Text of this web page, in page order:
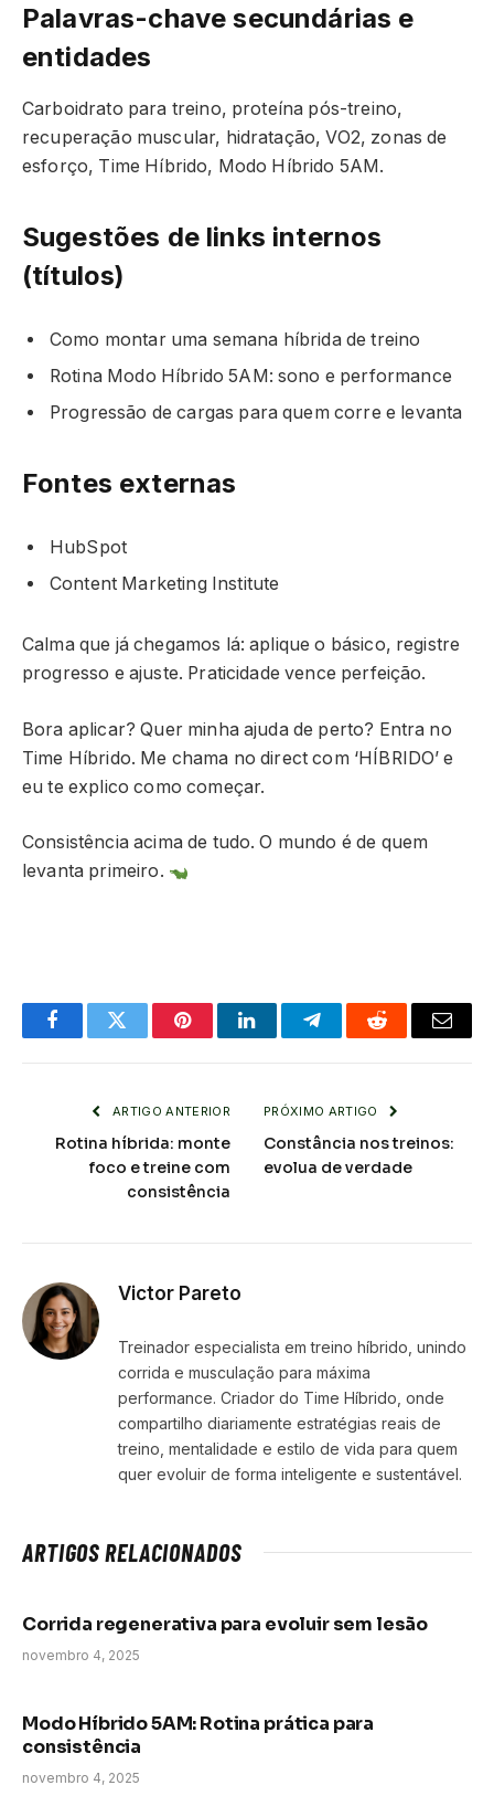
Palavras-chave secundárias e
entidades
Carboidrato para treino, proteína pós-treino,
recuperação muscular, hidratação, VO2, zonas de
esforço, Time Híbrido, Modo Híbrido 5AM.
Sugestões de links internos
(títulos)
Como montar uma semana híbrida de treino
Rotina Modo Híbrido 5AM: sono e performance
Progressão de cargas para quem corre e levanta
Fontes externas
HubSpot
Content Marketing Institute
Calma que já chegamos lá: aplique o básico, registre
progresso e ajuste. Praticidade vence perfeição.
Bora aplicar? Quer minha ajuda de perto? Entra no
Time Híbrido. Me chama no direct com ‘HÍBRIDO’ e
eu te explico como começar.
Consistência acima de tudo. O mundo é de quem
levanta primeiro.
FacebookTwitter PinterestLinkedInTelegramReddit Email
ARTIGO ANTERIOR
Rotina híbrida: monte
foco e treine com
consistência
PRÓXIMO ARTIGO
Constância nos treinos:
evolua de verdade
Victor Pareto
Treinador especialista em treino híbrido, unindo
corrida e musculação para máxima
performance. Criador do Time Híbrido, onde
compartilho diariamente estratégias reais de
treino, mentalidade e estilo de vida para quem
quer evoluir de forma inteligente e sustentável.
ARTIGOS RELACIONADOS
Corrida regenerativa para evoluir sem lesão
novembro 4, 2025
Modo Híbrido 5AM: Rotina prática para
consistência
novembro 4, 2025